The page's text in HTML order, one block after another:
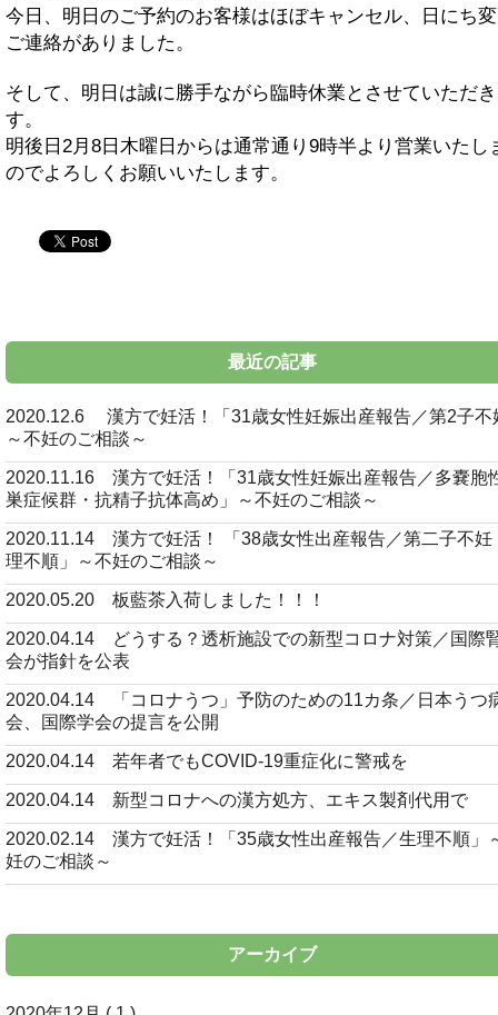
今日、明日のご予約のお客様はほぼキャンセル、日にち
ご連絡がありました。
そして、明日は誠に勝手ながら臨時休業とさせていただ
す。
明後日2月8日木曜日からは通常通り9時半より営業いたし
のでよろしくお願いいたします。
最近の記事
2020.12.6 漢方で妊活！「31歳女性妊娠出産報告／第2子不
～不妊のご相談～
2020.11.16 漢方で妊活！「31歳女性妊娠出産報告／多嚢胞
巣症候群・抗精子抗体高め」～不妊のご相談～
2020.11.14 漢方で妊活！ 「38歳女性出産報告／第二子不妊
理不順」～不妊のご相談～
2020.05.20 板藍茶入荷しました！！！
2020.04.14 どうする？透析施設での新型コロナ対策／国際
会が指針を公表
2020.04.14 「コロナうつ」予防のための11カ条／日本うつ
会、国際学会の提言を公開
2020.04.14 若年者でもCOVID-19重症化に警戒を
2020.04.14 新型コロナへの漢方処方、エキス製剤代用で
2020.02.14 漢方で妊活！「35歳女性出産報告／生理不順」
妊のご相談～
アーカイブ